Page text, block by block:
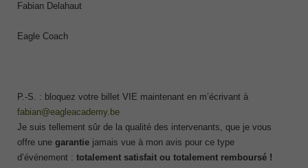
Fabian Delahaut
Eagle Coach
P.-S. : bloquez votre billet VIE maintenant en m’écrivant à
fabian@eagleacademy.be
Je suis tellement sûr de la qualité des intervenants, que je vous
offre une garantie jamais vue à mon avis pour ce type
d’événement : totalement satisfait ou totalement remboursé !